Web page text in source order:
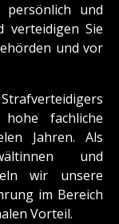
persönlich und
Sie
und vor
fachliche
Jahren. Als
und
wir unsere
im Bereich
Vorteil.